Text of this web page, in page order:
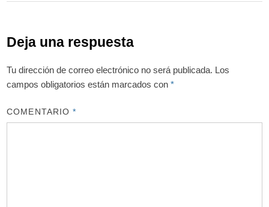
Deja una respuesta
Tu dirección de correo electrónico no será publicada. Los
campos obligatorios están marcados con*
COMENTARIO*